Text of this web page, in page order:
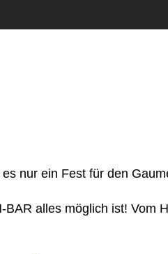
nur ein Fest für den
alles möglich ist! Vom